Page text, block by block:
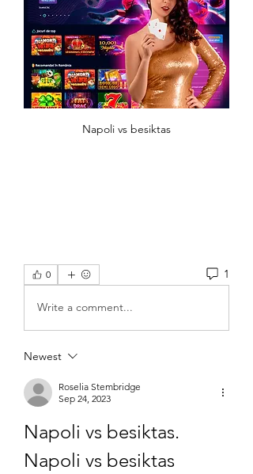
Napoli vs besiktas
0 1
Write a comment...
Newest
Roselia Stembridge
Sep 24, 2023
Napoli vs besiktas.
Napoli vs besiktas